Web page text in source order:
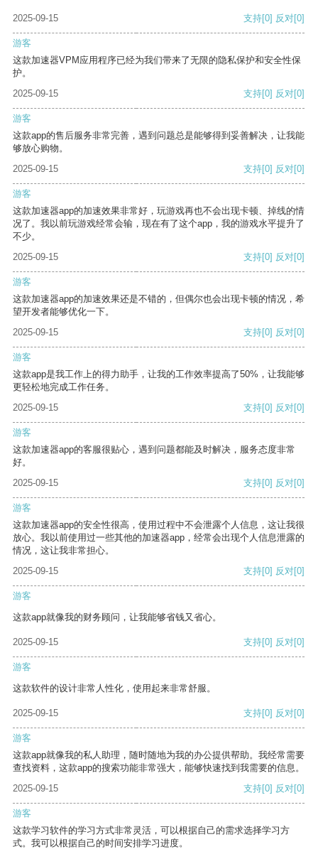
2025-09-15 支持[0] 反对[0]
游客
这款加速器VPM应用程序已经为我们带来了无限的隐私保护和安全性保
护。
2025-09-15
支持[0] 反对[0]
游客
这款app的售后服务非常完善，遇到问题总是能够得到妥善解决，让我能
够放心购物。
2025-09-15
支持[0] 反对[0]
游客
这款加速器app的加速效果非常好，玩游戏再也不会出现卡顿、掉线的情
况了。我以前玩游戏经常会输，现在有了这个app，我的游戏水平提升了
不少。
2025-09-15
支持[0] 反对[0]
游客
这款加速器app的加速效果还是不错的，但偶尔也会出现卡顿的情况，希
望开发者能够优化一下。
2025-09-15
支持[0] 反对[0]
游客
这款app是我工作上的得力助手，让我的工作效率提高了50%，让我能够
更轻松地完成工作任务。
2025-09-15
支持[0] 反对[0]
游客
这款加速器app的客服很贴心，遇到问题都能及时解决，服务态度非常
好。
2025-09-15
支持[0] 反对[0]
游客
这款加速器app的安全性很高，使用过程中不会泄露个人信息，这让我很
放心。我以前使用过一些其他的加速器app，经常会出现个人信息泄露的
情况，这让我非常担心。
2025-09-15
支持[0] 反对[0]
游客
这款app就像我的财务顾问，让我能够省钱又省心。
2025-09-15 支持[0] 反对[0]
游客
这款软件的设计非常人性化，使用起来非常舒服。
2025-09-15 支持[0] 反对[0]
游客
这款app就像我的私人助理，随时随地为我的办公提供帮助。我经常需要
查找资料，这款app的搜索功能非常强大，能够快速找到我需要的信息。
2025-09-15
支持[0] 反对[0]
游客
这款学习软件的学习方式非常灵活，可以根据自己的需求选择学习方
式。我可以根据自己的时间安排学习进度。